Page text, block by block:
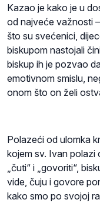
Kazao je kako je u
od najveće važnosti
što su svećenici,
biskupom nastojali
biskup ih je pozvao
emotivnom smislu,
onom što on želi
Polazeći od ulomka
kojem sv. Ivan polazi
„čuti“ i „govoriti“,
vide, čuju i govore
kako smo po svojoj